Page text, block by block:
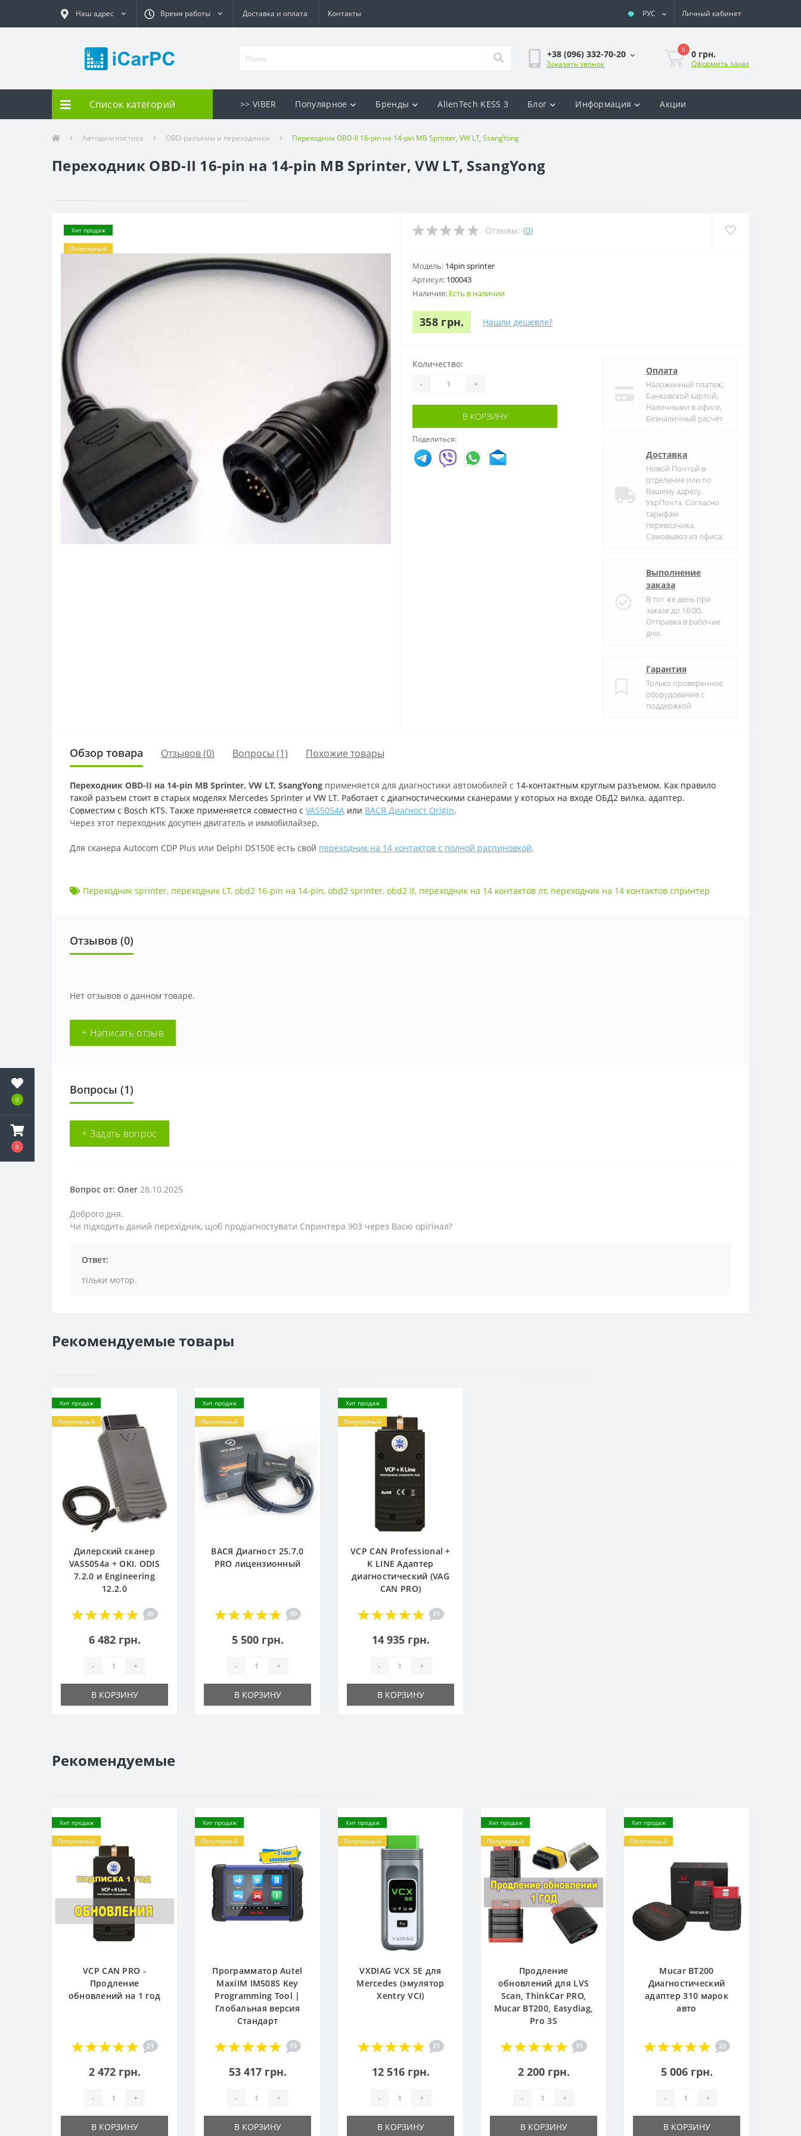
0
0
Наш адрес Время работы Доставка и оплата Контакты РУС Личный кабинет
+38 (096) 332-70-20
Заказать звонок
0 0 грн.
Оформить заказ
Список категорий >> VIBER Популярное Бренды AlienTech KESS 3 Блог Информация Акции
Автодиагностика OBD-разъемы и переходники Переходник OBD-II 16-pin на 14-pin MB Sprinter, VW LT, SsangYong
Переходник OBD-II 16-pin на 14-pin MB Sprinter, VW LT, SsangYong
Хит продаж
Популярный
Отзывы: (0)
Модель: 14pin sprinter
Артикул: 100043
Наличие: Есть в наличии
358 грн. Нашли дешевле?
Количество:
- +
В КОРЗИНУ
Поделиться:
Оплата
Наложенный платеж,
Банковской картой,
Наличными в офисе,
Безналичный расчет
Доставка
Новой Почтой в
отделение или по
Вашему адресу.
УкрПочта. Согласно
тарифам
перевозчика.
Самовывоз из офиса.
Выполнение
заказа
В тот же день при
заказе до 16:00.
Отправка в рабочие
дни.
Гарантия
Только проверенное
оборудование с
поддержкой
Обзор товара Отзывов (0) Вопросы (1) Похожие товары
Переходник OBD-II на 14-pin MB Sprinter, VW LT, SsangYong применяется для диагностики автомобилей с 14-контактным круглым разъемом. Как правило
такой разъем стоит в старых моделях Mercedes Sprinter и VW LT. Работает с диагностическими сканерами у которых на входе ОБД2 вилка, адаптер.
Совместим с Bosch KTS. Также применяется совместно с VAS5054A или ВАСЯ Диагност Origin.
Через этот переходник досупен двигатель и иммобилайзер.
Для сканера Autocom CDP Plus или Delphi DS150E есть свой переходник на 14 контактов с полной распиновкой.
Переходник sprinter, переходник LT, obd2 16-pin на 14-pin, obd2 sprinter, obd2 lt, переходник на 14 контактов лт, переходник на 14 контактов спринтер
Отзывов (0)
Нет отзывов о данном товаре.
+ Написать отзыв
Вопросы (1)
+ Задать вопрос
Вопрос от: Олег 28.10.2025
Доброго дня.
Чи підходить даний перехідник, щоб продіагностувати Спринтера 903 через Васю орігінал?
Ответ:
тільки мотор.
Рекомендуемые товары
Хит продаж
Популярный
Дилерский сканер
VAS5054a + OKI. ODIS
7.2.0 и Engineering
12.2.0
45
6 482 грн.
- +
В КОРЗИНУ
Хит продаж
Популярный
ВАСЯ Диагност 25.7.0
PRO лицензионный
90
5 500 грн.
- +
В КОРЗИНУ
Хит продаж
Популярный
VCP CAN Professional +
K LINE Адаптер
диагностический (VAG
CAN PRO)
51
14 935 грн.
- +
В КОРЗИНУ
Рекомендуемые
Хит продаж
Популярный
VCP CAN PRO -
Продление
обновлений на 1 год
21
2 472 грн.
- +
В КОРЗИНУ
Хит продаж
Популярный
Программатор Autel
MaxiIM IM508S Key
Programming Tool |
Глобальная версия
Стандарт
15
53 417 грн.
- +
В КОРЗИНУ
Хит продаж
Популярный
VXDIAG VCX SE для
Mercedes (эмулятор
Xentry VCI)
27
12 516 грн.
- +
В КОРЗИНУ
Хит продаж
Популярный
Продление
обновлений для LVS
Scan, ThinkCar PRO,
Mucar BT200, Easydiag,
Pro 3S
31
2 200 грн.
- +
В КОРЗИНУ
Хит продаж
Популярный
Mucar BT200
Диагностический
адаптер 310 марок
авто
23
5 006 грн.
- +
В КОРЗИНУ